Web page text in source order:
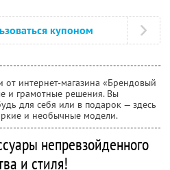
купоном
интернет-магазина «Брендовый
и грамотные решения. Вы
для себя или в подарок — здесь
и необычные модели.
непревзойденного
и стиля!